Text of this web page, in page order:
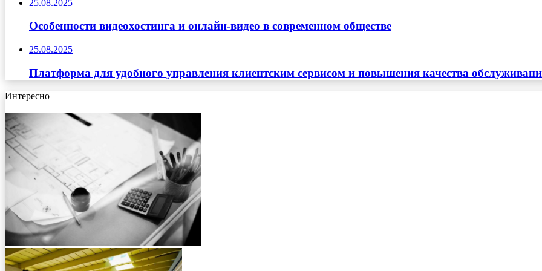
25.08.2025
Особенности видеохостинга и онлайн-видео в современном обществе
25.08.2025
Платформа для удобного управления клиентским сервисом и повышения качества
Интересно